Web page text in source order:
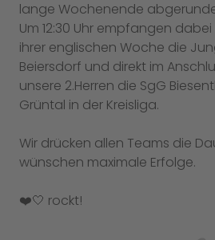
lange Wochenende
Um 12:30 Uhr empfangen dabei
ihrer englischen Woche die
Beiersdorf und direkt im
unsere 2.Herren die SgG
Grüntal in der Kreisliga.
Wir drücken allen Teams die
wünschen maximale Erfolge.
❤️🤍 rockt!